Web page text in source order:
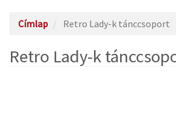
Címlap Retro Lady-k tánccsoport
Retro Lady-k